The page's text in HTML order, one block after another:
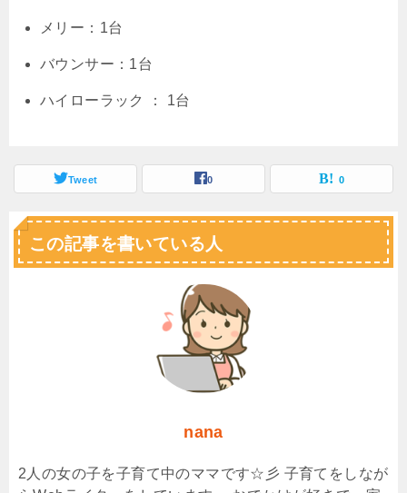
メリー：1台
バウンサー：1台
ハイローラック ： 1台
Tweet 0 0
この記事を書いている人
nana
2人の女の子を子育て中のママです☆彡 子育てをしなが